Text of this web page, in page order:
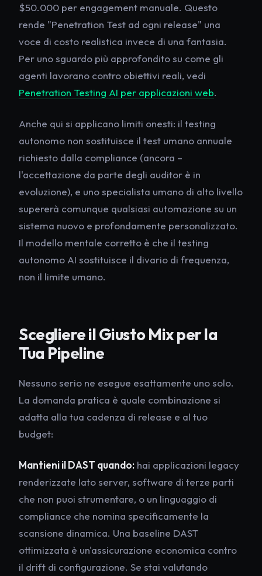
$50.000 per engagement manuale. Questo
rende "Penetration Test ad ogni release" una
voce di costo realistica invece di una fantasia.
Per uno sguardo più approfondito su come gli
agenti lavorano contro obiettivi reali, vedi
Penetration Testing AI per applicazioni web.
Anche qui si applicano limiti onesti: il testing
autonomo non sostituisce il test umano annuale
richiesto dalla compliance (ancora –
l'accettazione da parte degli auditor è in
evoluzione), e uno specialista umano di alto livello
supererà comunque qualsiasi automazione su un
sistema nuovo e profondamente personalizzato.
Il modello mentale corretto è che il testing
autonomo AI sostituisce il divario di frequenza,
non il limite umano.
Scegliere il Giusto Mix per la
Tua Pipeline
Nessuno serio ne esegue esattamente uno solo.
La domanda pratica è quale combinazione si
adatta alla tua cadenza di release e al tuo
budget:
Mantieni il DAST quando: hai applicazioni legacy
renderizzate lato server, software di terze parti
che non puoi strumentare, o un linguaggio di
compliance che nomina specificamente la
scansione dinamica. Una baseline DAST
ottimizzata è un'assicurazione economica contro
il drift di configurazione. Se stai valutando